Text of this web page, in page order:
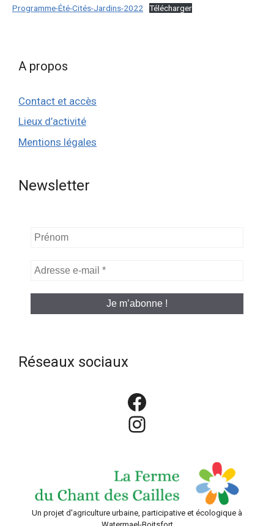
Programme-Été-Cités-Jardins-2022 Télécharger
A propos
Contact et accès
Lieux d’activité
Mentions légales
Newsletter
Prénom
Adresse
mail
Réseaux sociaux
Facebook
Instagram
Un projet d'agriculture urbaine, participative et écologique à